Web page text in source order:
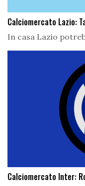
Calciomercato Lazio:
In casa Lazio
Calciomercato Inter: